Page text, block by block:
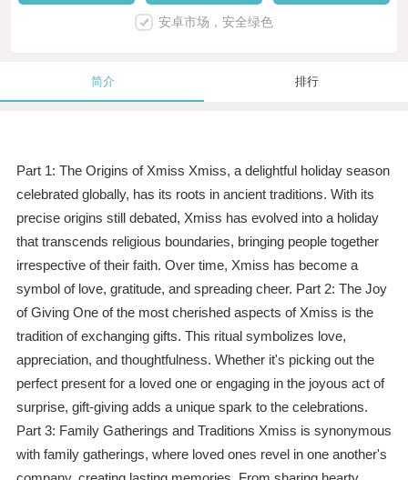
安卓市场，安全绿色
简介 排行
Part 1: The Origins of Xmiss Xmiss, a delightful holiday season
celebrated globally, has its roots in ancient traditions. With its
precise origins still debated, Xmiss has evolved into a holiday
that transcends religious boundaries, bringing people together
irrespective of their faith. Over time, Xmiss has become a
symbol of love, gratitude, and spreading cheer. Part 2: The Joy
of Giving One of the most cherished aspects of Xmiss is the
tradition of exchanging gifts. This ritual symbolizes love,
appreciation, and thoughtfulness. Whether it's picking out the
perfect present for a loved one or engaging in the joyous act of
surprise, gift-giving adds a unique spark to the celebrations.
Part 3: Family Gatherings and Traditions Xmiss is synonymous
with family gatherings, where loved ones revel in one another's